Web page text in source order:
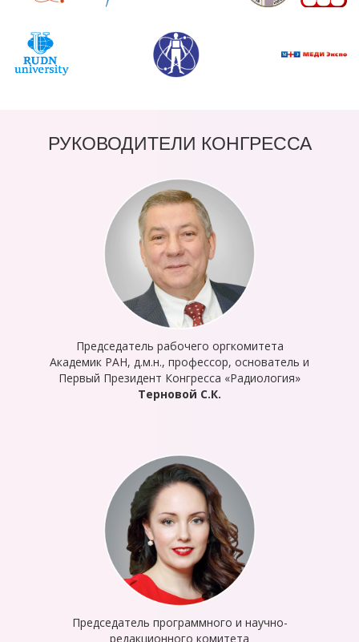
РУКОВОДИТЕЛИ КОНГРЕССА
Председатель рабочего оргкомитета
Академик РАН, д.м.н., профессор, основатель и
Первый Президент Конгресса «Радиология»
Терновой С.К.
Председатель программного и научно-
редакционного комитета